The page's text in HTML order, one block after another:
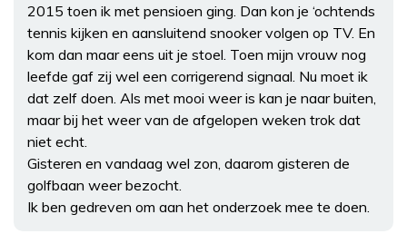
2015 toen ik met pensioen ging. Dan kon je ‘ochtends
tennis kijken en aansluitend snooker volgen op TV. En
kom dan maar eens uit je stoel. Toen mijn vrouw nog
leefde gaf zij wel een corrigerend signaal. Nu moet ik
dat zelf doen. Als met mooi weer is kan je naar buiten,
maar bij het weer van de afgelopen weken trok dat
niet echt.
Gisteren en vandaag wel zon, daarom gisteren de
golfbaan weer bezocht.
Ik ben gedreven om aan het onderzoek mee te doen.